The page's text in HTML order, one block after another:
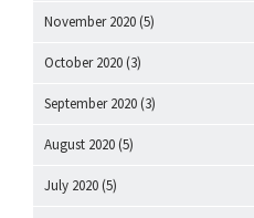
November 2020 (5)
October 2020 (3)
September 2020 (3)
August 2020 (5)
July 2020 (5)